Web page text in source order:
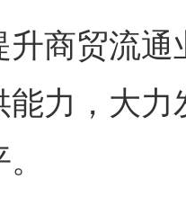
贸流通
能力，大